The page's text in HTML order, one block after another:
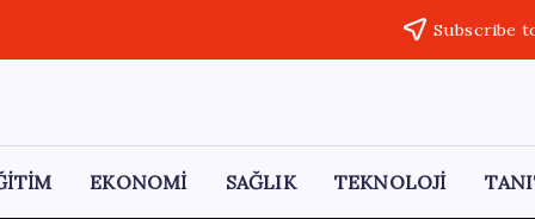
Subscribe
EKONOMİ SAĞLIK TEKNOLOJİ